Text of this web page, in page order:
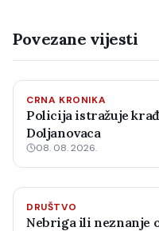
Povezane vijesti
CRNA KRONIKA
Policija istražuje
Doljanovaca
08. 08. 2026.
DRUŠTVO
Nebriga ili neznanje